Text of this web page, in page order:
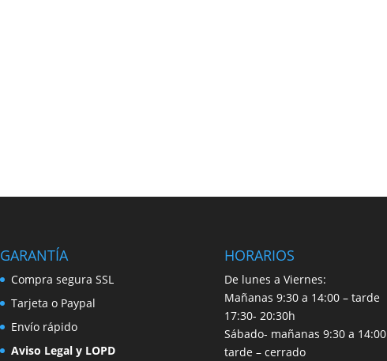
GARANTÍA
Compra segura SSL
Tarjeta o Paypal
Envío rápido
Aviso Legal y LOPD
HORARIOS
De lunes a Viernes:
Mañanas 9:30 a 14:00 – tarde
17:30- 20:30h
Sábado- mañanas 9:30 a 14:00
tarde – cerrado